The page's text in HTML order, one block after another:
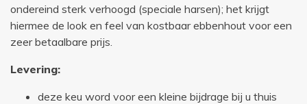
ondereind sterk verhoogd (speciale harsen); het krijgt
hiermee de look en feel van kostbaar ebbenhout voor een
zeer betaalbare prijs.
Levering:
deze keu word voor een kleine bijdrage bij u thuis